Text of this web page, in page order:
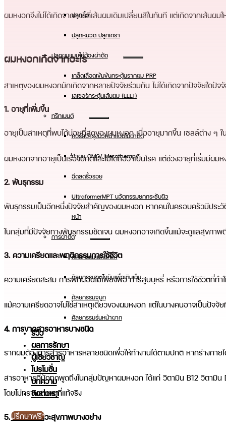
ปลูกคิ้ว
ปลูกหนวด ปลูกเครา
ปลูกผมแบบไม่ต้องผ่าตัด
เกล็ดเลือดเข้มข้นกระตุ้นรากผม PRP
เลเซอร์กระตุ้นเส้นผม (LLLT)
ทรีทเมนต์
คอร์สบำรุงผิวหน้าแบบไม่ผ่าตัด
ทําผม OMG/ Mesotherapy
ฉีดลดริ้วรอย
UltraformerMPT นวัตกรรมยกกระชับผิว
หน้า
การผ่าตัด
ศัลยกรรมเปลือกตา
ศัลยกรรมดูดไขมันเพื่อเติมเต็ม
ศัลยกรรมจมูก
ศัลยกรรมร่นหน้าผาก
รีวิว
ผลการรักษา
ผู้เชี่ยวชาญ
โปรโมชั่น
บทความ
ติดต่อเรา
ปรึกษาฟรี*
ผมหงอกจึงไม่ได้เกิดจากการที่เส้นผมเดิมเปลี่ยนสีในทันที แต่เกิดจากเส้นผ
ผมหงอกเกิดจากอะไร
สาเหตุของผมหงอกมักเกิดจากหลายปัจจัยร่วมกัน ไม่ได้เกิดจากปัจจัยใดปั
1. อายุที่เพิ่มขึ้น
อายุเป็นสาเหตุที่พบได้บ่อยที่สุดของผมหงอก เมื่ออายุมากขึ้น เซลล์ต่าง ๆ
ผมหงอกจากอายุเป็นเรื่องปกติและไม่ได้ถือว่าเป็นโรค แต่ช่วงอายุที่เริ่มมี
2. พันธุกรรม
พันธุกรรมเป็นอีกหนึ่งปัจจัยสำคัญของผมหงอก หากคนในครอบครัวมีประ
ในกลุ่มที่มีปัจจัยทางพันธุกรรมชัดเจน ผมหงอกอาจเกิดขึ้นแม้จะดูแลสุขภา
3. ความเครียดและพฤติกรรมการใช้ชีวิต
ความเครียดสะสม การพักผ่อนไม่เพียงพอ การสูบบุหรี่ หรือการใช้ชีวิตที่ทำ
แม้ความเครียดอาจไม่ใช่สาเหตุเดียวของผมหงอก แต่ในบางคนอาจเป็นปั
4. การขาดสารอาหารบางชนิด
รากผมต้องการสารอาหารหลายชนิดเพื่อให้ทำงานได้ตามปกติ หากร่างกา
สารอาหารที่มักถูกพูดถึงในกลุ่มปัญหาผมหงอก ได้แก่ วิตามิน B12 วิตามิน
โดยไม่ทราบสาเหตุที่แท้จริง
5. โรคหรือภาวะสุขภาพบางอย่าง